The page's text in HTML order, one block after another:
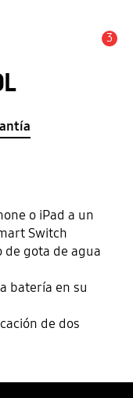
3
o iPad a un
Switch
gota de agua
batería en su
de dos